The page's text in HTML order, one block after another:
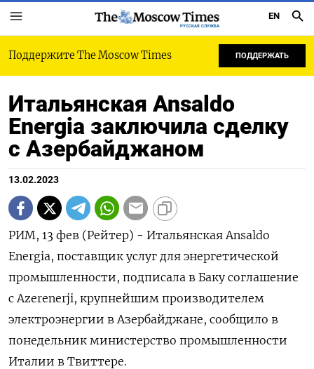
РУССКАЯ СЛУЖБА
EN
Поддержите The Moscow Times ПОДДЕРЖАТЬ
Итальянская Ansaldo
Energia заключила сделку
с Азербайджаном
13.02.2023
РИМ, 13 фев (Рейтер) - Итальянская Ansaldo
Energia, поставщик услуг для энергетической
промышленности, подписала в Баку соглашение
с Azerenerji, крупнейшим производителем
электроэнергии в Азербайджане, сообщило в
понедельник министерство промышленности
Италии в Твиттере.